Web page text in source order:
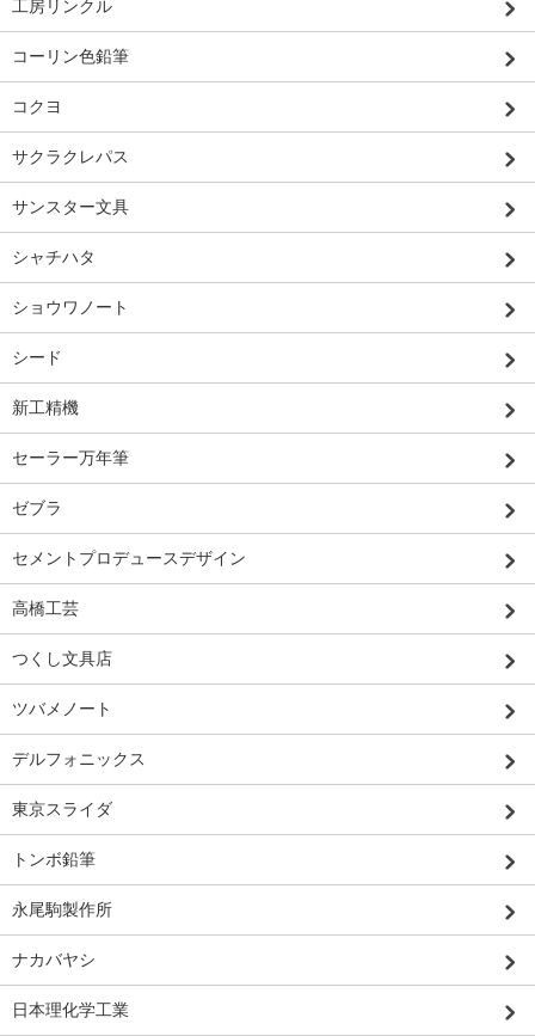
工房リンクル
コーリン色鉛筆
コクヨ
サクラクレパス
サンスター文具
シャチハタ
ショウワノート
シード
新工精機
セーラー万年筆
ゼブラ
セメントプロデュースデザイン
高橋工芸
つくし文具店
ツバメノート
デルフォニックス
東京スライダ
トンボ鉛筆
永尾駒製作所
ナカバヤシ
日本理化学工業